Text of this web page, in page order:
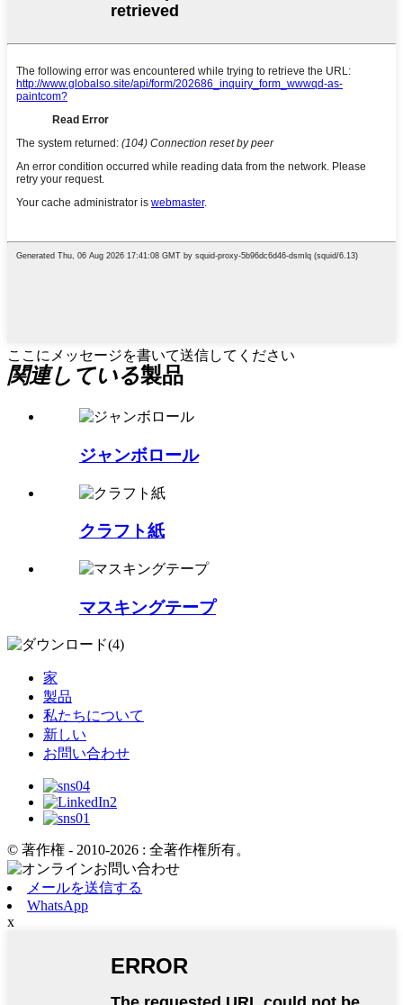
ここにメッセージを書いて送信してください
関連している製品
ジャンボロール
クラフト紙
マスキングテープ
家
製品
私たちについて
新しい
お問い合わせ
© 著作権 - 2010-2026 : 全著作権所有。
メールを送信する
WhatsApp
x